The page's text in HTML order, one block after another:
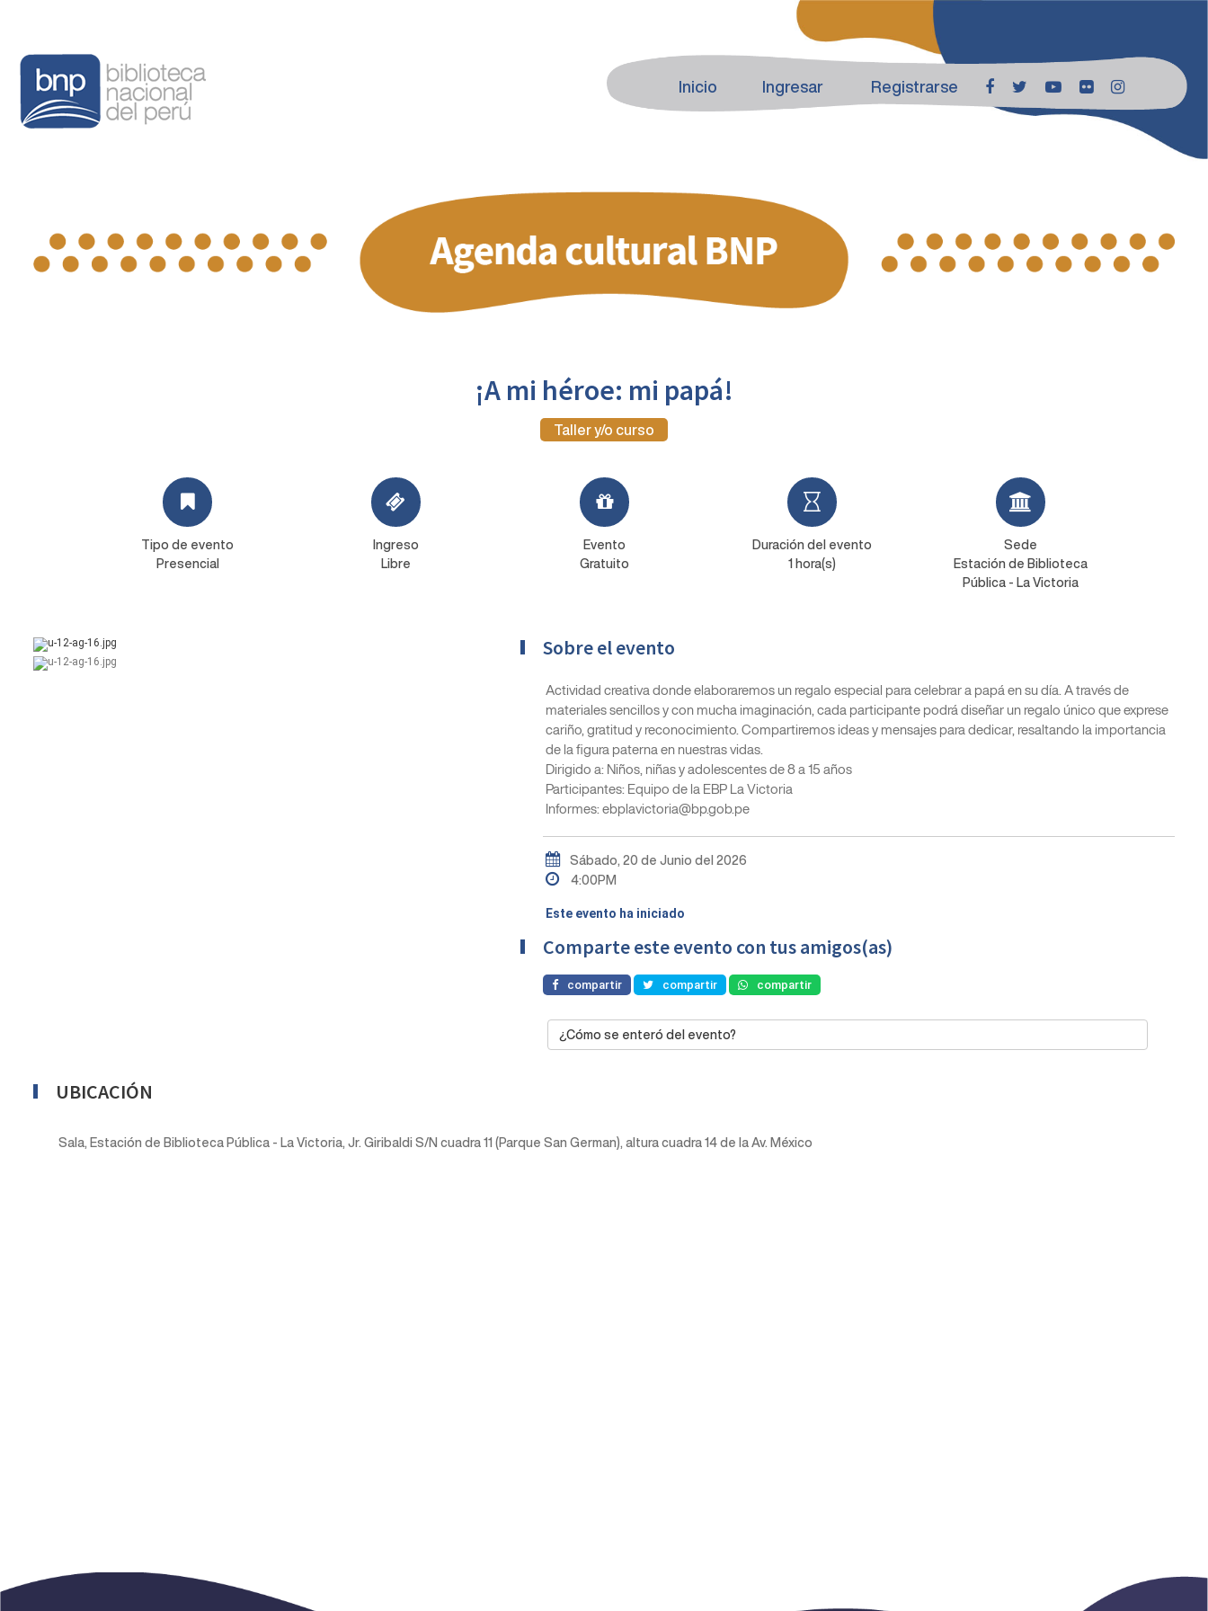
Inicio Ingresar Registrarse
¡A mi héroe: mi papá!
Taller y/o curso
Tipo de evento
Presencial
Ingreso
Libre
Evento
Gratuito
Duración del evento
1 hora(s)
Sede
Estación de Biblioteca
Pública - La Victoria
Sobre el evento
Actividad creativa donde elaboraremos un regalo especial para celebrar a papá en su día. A través de
materiales sencillos y con mucha imaginación, cada participante podrá diseñar un regalo único que exprese
cariño, gratitud y reconocimiento. Compartiremos ideas y mensajes para dedicar, resaltando la importancia
de la figura paterna en nuestras vidas.
Dirigido a: Niños, niñas y adolescentes de 8 a 15 años
Participantes: Equipo de la EBP La Victoria
Informes: ebplavictoria@bp.gob.pe
Sábado, 20 de Junio del 2026
4:00PM
Este evento ha iniciado
Comparte este evento con tus amigos(as)
compartir compartir compartir
¿Cómo se enteró del evento?
UBICACIÓN
Sala, Estación de Biblioteca Pública - La Victoria, Jr. Giribaldi S/N cuadra 11 (Parque San German), altura cuadra 14 de la Av. México